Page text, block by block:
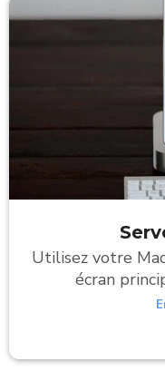
Utilisez votre
écran